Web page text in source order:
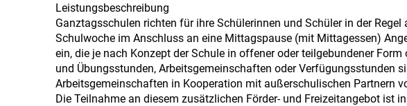
Leistungsbeschreibung
Ganztagsschulen richten für ihre Schülerinnen und Schüler in der
Schulwoche im Anschluss an eine Mittagspause (mit Mittagessen)
ein, die je nach Konzept der Schule in offener oder teilgebundener
und Übungsstunden, Arbeitsgemeinschaften oder Verfügungsstunden
Arbeitsgemeinschaften in Kooperation mit außerschulischen Partnern
Die Teilnahme an diesem zusätzlichen Förder- und Freizeitangebot ist